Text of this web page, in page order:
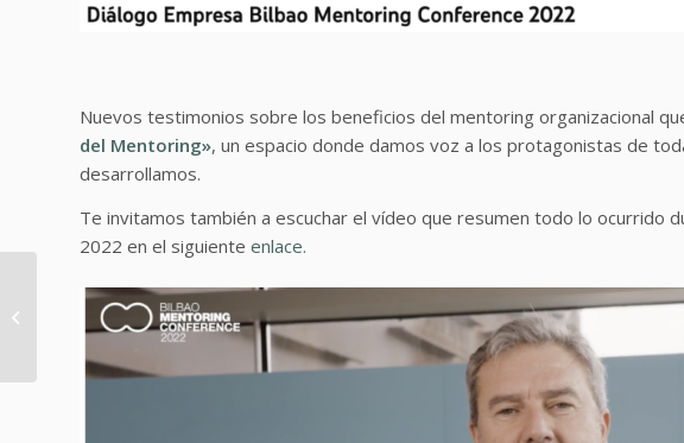
Nuevos testimonios sobre los beneficios del mentoring organizacional
del Mentoring», un espacio donde damos voz a los protagonistas de
desarrollamos.
Te invitamos también a escuchar el vídeo que resumen todo lo ocurrido
2022 en el siguiente enlace.
beneficios del
mentoring para
emprendedores y
negocio...